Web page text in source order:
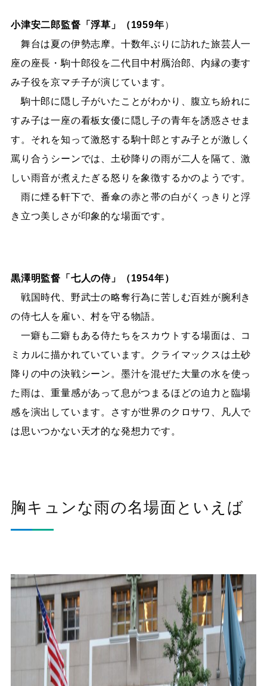
小津安二郎監督「浮草」（1959年）
舞台は夏の伊勢志摩。十数年ぶりに訪れた旅芸人一
座の座長・駒十郎役を二代目中村鴈治郎、内縁の妻す
み子役を京マチ子が演じています。
駒十郎に隠し子がいたことがわかり、腹立ち紛れに
すみ子は一座の看板女優に隠し子の青年を誘惑させま
す。それを知って激怒する駒十郎とすみ子とが激しく
罵り合うシーンでは、土砂降りの雨が二人を隔て、激
しい雨音が煮えたぎる怒りを象徴するかのようです。
雨に煙る軒下で、番傘の赤と帯の白がくっきりと浮
き立つ美しさが印象的な場面です。
黒澤明監督「七人の侍」（1954年）
戦国時代、野武士の略奪行為に苦しむ百姓が腕利き
の侍七人を雇い、村を守る物語。
一癖も二癖もある侍たちをスカウトする場面は、コ
ミカルに描かれていています。クライマックスは土砂
降りの中の決戦シーン。墨汁を混ぜた大量の水を使っ
た雨は、重量感があって息がつまるほどの迫力と臨場
感を演出しています。さすが世界のクロサワ、凡人で
は思いつかない天才的な発想力です。
胸キュンな雨の名場面といえば